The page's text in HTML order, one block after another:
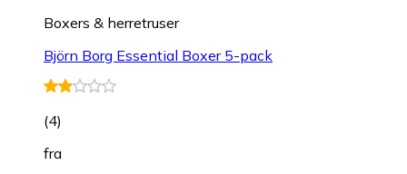
Boxers & herretruser
Björn Borg Essential Boxer 5-pack
(4)
fra